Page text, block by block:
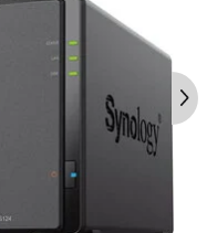
QTS 5 som standard,
med en
och